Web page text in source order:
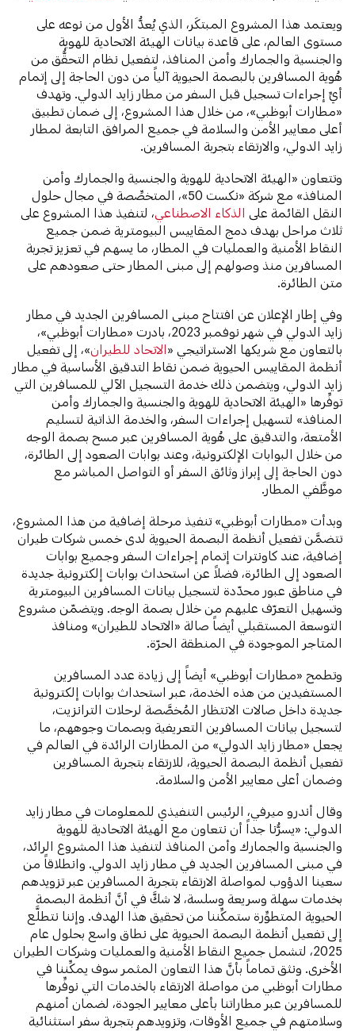
ويعتمد هذا المشروع المبتكَر، الذي يُعدُّ الأول من نوعه على
مستوى العالم، على قاعدة بيانات الهيئة الاتحادية للهوية
والجنسية والجمارك وأمن المنافذ، لتفعيل نظام التحقُّق من
هُوية المسافرين بالبصمة الحيوية آلياً من دون الحاجة إلى إتمام
أيِّ إجراءات تسجيل قبل السفر من مطار زايد الدولي. وتهدف
«مطارات أبوظبي»، من خلال هذا المشروع، إلى ضمان تطبيق
أعلى معايير الأمن والسلامة في جميع المرافق التابعة لمطار
زايد الدولي، والارتقاء بتجربة المسافرين.
وتتعاون «الهيئة الاتحادية للهوية والجنسية والجمارك وأمن
المنافذ» مع شركة «نكست 50»، المتخصِّصة في مجال حلول
النقل القائمة على الذكاء الاصطناعي ، لتنفيذ هذا المشروع على
ثلاث مراحل بهدف دمج المقاييس البيومترية ضمن جميع
النقاط الأمنية والعمليات في المطار، ما يسهم في تعزيز تجربة
المسافرين منذ وصولهم إلى مبنى المطار حتى صعودهم على
متن الطائرة.
وفي إطار الإعلان عن افتتاح مبنى المسافرين الجديد في مطار
زايد الدولي في شهر نوفمبر 2023، بادرت «مطارات أبوظبي»،
بالتعاون مع شريكها الاستراتيجي «الاتحاد للطيران»، إلى تفعيل
أنظمة المقاييس الحيوية ضمن نقاط التدقيق الأساسية في مطار
زايد الدولي، ويتضمن ذلك خدمة التسجيل الآلي للمسافرين التي
توفِّرها «الهيئة الاتحادية للهوية والجنسية والجمارك وأمن
المنافذ» لتسهيل إجراءات السفر، والخدمة الذاتية لتسليم
الأمتعة، والتدقيق على هُوية المسافرين عبر مسح بصمة الوجه
من خلال البوابات الإلكترونية، وعند بوابات الصعود إلى الطائرة،
دون الحاجة إلى إبراز وثائق السفر أو التواصل المباشر مع
موظَّفي المطار.
وبدأت «مطارات أبوظبي» تنفيذ مرحلة إضافية من هذا المشروع،
تتضمَّن تفعيل أنظمة البصمة الحيوية لدى خمس شركات طيران
إضافية، عند كاونترات إتمام إجراءات السفر وجميع بوابات
الصعود إلى الطائرة، فضلاً عن استحداث بوابات إلكترونية جديدة
في مناطق عبور محدّدة لتسجيل بيانات المسافرين البيومترية
وتسهيل التعرّف عليهم من خلال بصمة الوجه. ويتضمّن مشروع
التوسعة المستقبلي أيضاً صالة «الاتحاد للطيران» ومنافذ
المتاجر الموجودة في المنطقة الحرّة.
وتطمح «مطارات أبوظبي» أيضاً إلى زيادة عدد المسافرين
المستفيدين من هذه الخدمة، عبر استحداث بوابات إلكترونية
جديدة داخل صالات الانتظار المُخصَّصة لرحلات الترانزيت،
لتسجيل بيانات المسافرين التعريفية وبصمات وجوههم، ما
يجعل «مطار زايد الدولي» من المطارات الرائدة في العالم في
تفعيل أنظمة البصمة الحيوية، للارتقاء بتجربة المسافرين
وضمان أعلى معايير الأمن والسلامة.
وقال أندرو ميرفي، الرئيس التنفيذي للمعلومات في مطار زايد
الدولي: «يسرُّنا جداً أن نتعاون مع الهيئة الاتحادية للهوية
والجنسية والجمارك وأمن المنافذ لتنفيذ هذا المشروع الرائد،
في مبنى المسافرين الجديد في مطار زايد الدولي. وانطلاقاً من
سعينا الدؤوب لمواصلة الارتقاء بتجربة المسافرين عبر تزويدهم
بخدمات سهلة وسريعة وسلسة، لا شكَّ في أنَّ أنظمة البصمة
الحيوية المتطوِّرة ستمكِّننا من تحقيق هذا الهدف. وإننا نتطلَّع
إلى تفعيل أنظمة البصمة الحيوية على نطاق واسع بحلول عام
2025، لتشمل جميع النقاط الأمنية والعمليات وشركات الطيران
الأخرى. ونثق تماماً بأنَّ هذا التعاون المثمر سوف يمكِّننا في
مطارات أبوظبي من مواصلة الارتقاء بالخدمات التي نوفِّرها
للمسافرين عبر مطاراتنا بأعلى معايير الجودة، لضمان أمنهم
وسلامتهم في جميع الأوقات، وتزويدهم بتجربة سفر استثنائية